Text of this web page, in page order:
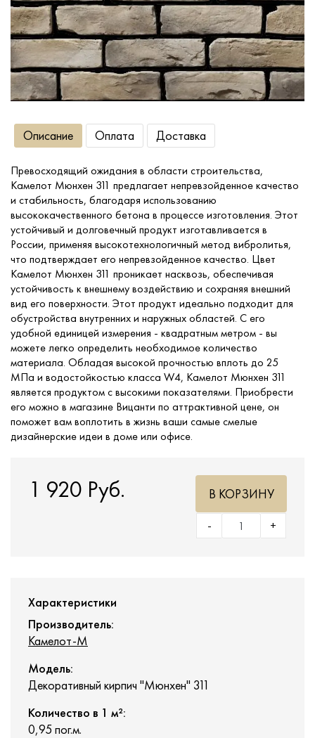
Сопутствующие товары
О компании
Услуги
Портфолио
Доставка
Контакты
Описание Оплата Доставка
Превосходящий ожидания в области строительства,
Камелот Мюнхен 311 предлагает непревзойденное качество
и стабильность, благодаря использованию
высококачественного бетона в процессе изготовления. Этот
устойчивый и долговечный продукт изготавливается в
России, применяя высокотехнологичный метод вибролитья,
что подтверждает его непревзойденное качество. Цвет
Камелот Мюнхен 311 проникает насквозь, обеспечивая
устойчивость к внешнему воздействию и сохраняя внешний
вид его поверхности. Этот продукт идеально подходит для
обустройства внутренних и наружных областей. С его
удобной единицей измерения - квадратным метром - вы
можете легко определить необходимое количество
материала. Обладая высокой прочностью вплоть до 25
МПа и водостойкостью класса W4, Камелот Мюнхен 311
является продуктом с высокими показателями. Приобрести
его можно в магазине Вицанти по аттрактивной цене, он
поможет вам воплотить в жизнь ваши самые смелые
дизайнерские идеи в доме или офисе.
1 920 Руб.
+
-
В КОРЗИНУ
Характеристики
Производитель:
Камелот-М
Модель:
Декоративный кирпич "Мюнхен" 311
Количество в 1 м²:
0,95 пог.м.